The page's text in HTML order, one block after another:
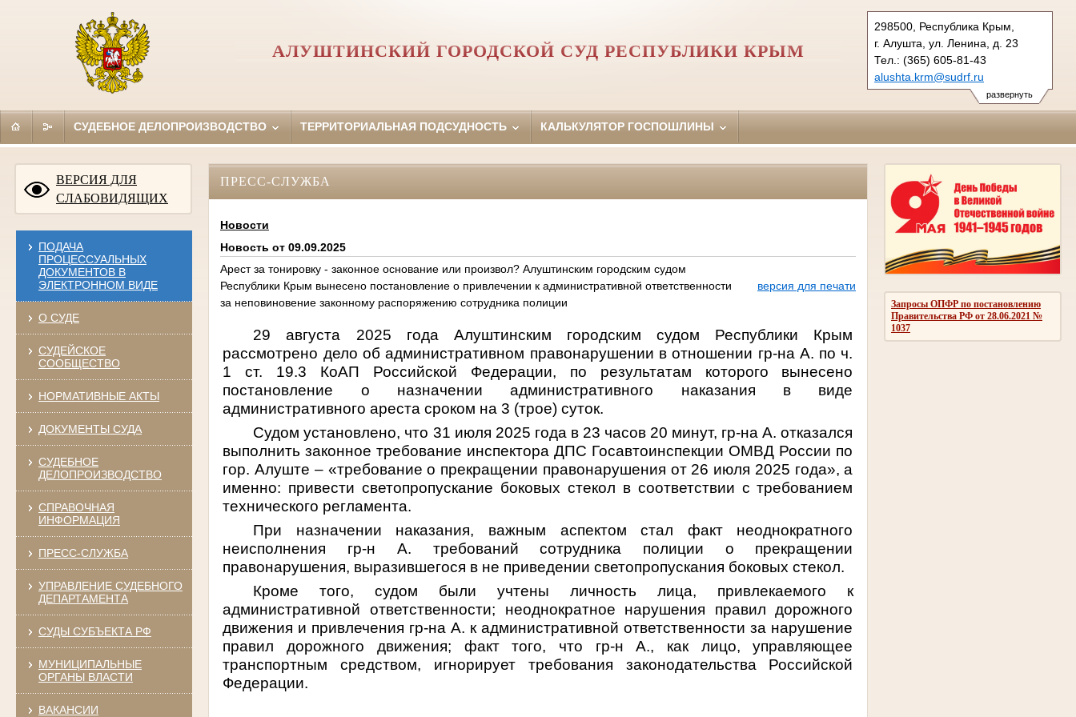
развернуть
298500, Республика Крым,
г. Алушта, ул. Ленина, д. 23
Тел.: (365) 605-81-43
alushta.krm@sudrf.ru
АЛУШТИНСКИЙ ГОРОДСКОЙ СУД РЕСПУБЛИКИ КРЫМ
СУДЕБНОЕ ДЕЛОПРОИЗВОДСТВО ТЕРРИТОРИАЛЬНАЯ ПОДСУДНОСТЬ КАЛЬКУЛЯТОР ГОСПОШЛИНЫ
ВЕРСИЯ ДЛЯ
СЛАБОВИДЯЩИХ
ПОДАЧА
ПРОЦЕССУАЛЬНЫХ
ДОКУМЕНТОВ В
ЭЛЕКТРОННОМ ВИДЕ
О СУДЕ
СУДЕЙСКОЕ
СООБЩЕСТВО
НОРМАТИВНЫЕ АКТЫ
ДОКУМЕНТЫ СУДА
СУДЕБНОЕ
ДЕЛОПРОИЗВОДСТВО
СПРАВОЧНАЯ
ИНФОРМАЦИЯ
ПРЕСС-СЛУЖБА
УПРАВЛЕНИЕ СУДЕБНОГО
ДЕПАРТАМЕНТА
СУДЫ СУБЪЕКТА РФ
МУНИЦИПАЛЬНЫЕ
ОРГАНЫ ВЛАСТИ
ВАКАНСИИ
Запросы ОПФР по постановлению
Правительства РФ от 28.06.2021 №
1037
ПРЕСС-СЛУЖБА
Новости
Новость от 09.09.2025
Арест за тонировку - законное основание или произвол? Алуштинским городским судом
Республики Крым вынесено постановление о привлечении к административной ответственности
за неповиновение законному распоряжению сотрудника полиции
версия для печати
29 августа 2025 года Алуштинским городским судом Республики Крым
рассмотрено дело об административном правонарушении в отношении гр-на А. по ч.
1 ст. 19.3 КоАП Российской Федерации, по результатам которого вынесено
постановление о назначении административного наказания в виде
административного ареста сроком на 3 (трое) суток.
Судом установлено, что 31 июля 2025 года в 23 часов 20 минут, гр-на А.отказался
выполнить законное требование инспектора ДПС Госавтоинспекции ОМВД России по
гор. Алуште – «требование о прекращении правонарушения от 26 июля 2025 года», а
именно: привести светопропускание боковых стекол в соответствии с требованием
технического регламента.
При назначении наказания, важным аспектом стал факт неоднократного
неисполнения гр-н А. требований сотрудника полиции о прекращении
правонарушения, выразившегося в не приведениисветопропускания боковых стекол.
Кроме того,судом были учтены личность лица, привлекаемого к
административной ответственности; неоднократное нарушения правил дорожного
движения и привлечения гр-на А. к административной ответственности за нарушение
правил дорожного движения; факт того, что гр-н А., как лицо, управляющее
транспортным средством, игнорирует требования законодательства Российской
Федерации.